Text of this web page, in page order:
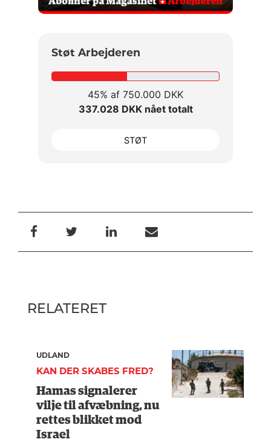
Støt Arbejderen
45% af 750.000 DKK
337.028 DKK nået totalt
STØT
RELATERET
UDLAND
KAN DER SKABES FRED?
Hamas signalerer
vilje til afvæbning, nu
rettes blikket mod
Israel